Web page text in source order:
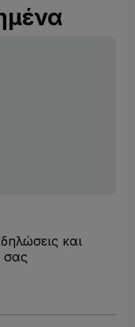
και
σας